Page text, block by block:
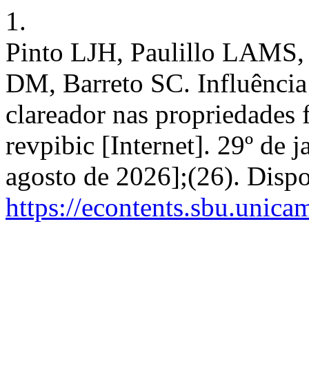
1.
Pinto LJH, Paulillo LAMS,
DM, Barreto SC.
clareador nas propriedades
revpibic [Internet]. 29º de
agosto de 2026];(26).
https://